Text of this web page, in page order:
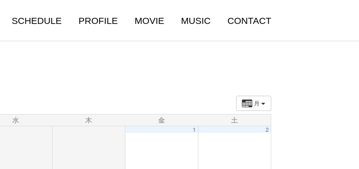
SCHEDULE PROFILE MOVIE MUSIC CONTACT
月
水 木 金 土
1 2